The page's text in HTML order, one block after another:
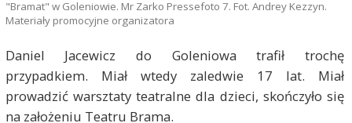
"Bramat" w Goleniowie. Mr Zarko Pressefoto 7. Fot. Andrey Kezzyn.
Materiały promocyjne organizatora
Daniel Jacewicz do Goleniowa trafił trochę
przypadkiem. Miał wtedy zaledwie 17 lat. Miał
prowadzić warsztaty teatralne dla dzieci, skończyło się
na założeniu Teatru Brama.